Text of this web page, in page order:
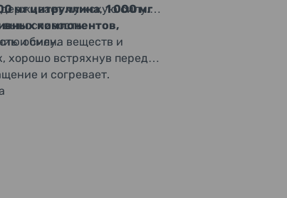
мг цитруллина,1 000 мг
компонентов,
и силу.
мужскую силу.
обмена веществ и
и согревает.
хорошо встряхнув перед